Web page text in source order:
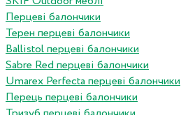
Перцеві балончики
Терен перцеві балончики
Ballistol перцеві балончики
Sabre Red перцеві балончики
Umarex Perfecta перцеві балончики
Перець перцеві балончики